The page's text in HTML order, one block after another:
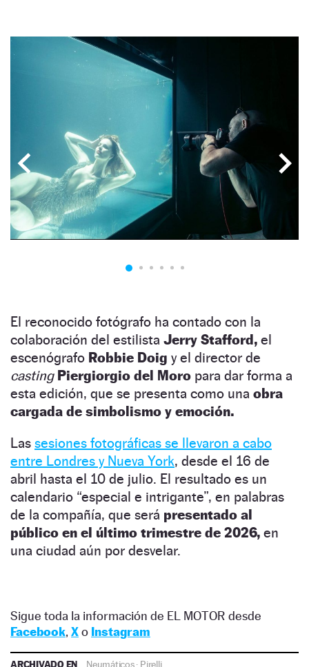
El reconocido fotógrafo ha contado con la
colaboración del estilista Jerry Stafford, el
escenógrafo Robbie Doig y el director de
casting Piergiorgio del Moro para dar forma a
esta edición, que se presenta como una obra
cargada de simbolismo y emoción.
Las sesiones fotográficas se llevaron a cabo
entre Londres y Nueva York, desde el 16 de
abril hasta el 10 de julio. El resultado es un
calendario “especial e intrigante”, en palabras
de la compañía, que será presentado al
público en el último trimestre de 2026, en
una ciudad aún por desvelar.
Sigue toda la información de EL MOTOR desde
Facebook, Xo Instagram
ARCHIVADO EN Neumáticos· Pirelli